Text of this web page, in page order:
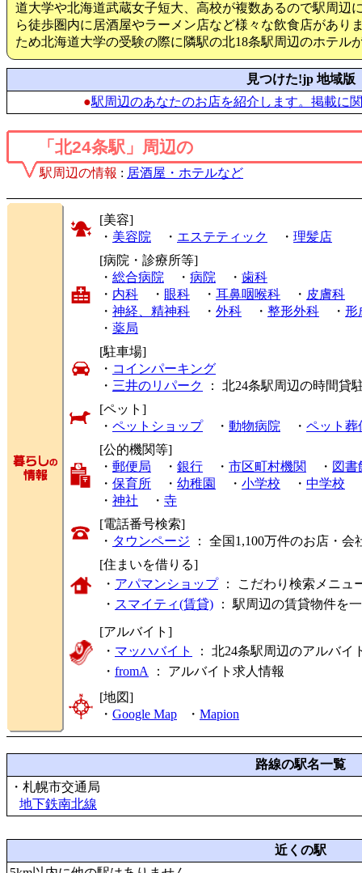
道大学や北海道武蔵女子短大、高校が複数あるので駅周辺
ら徒歩圏内に居酒屋やラーメン店など様々な飲食店があり
ため北海道大学の受験の際に隣駅の北18条駅周辺のホテル
見つけた!jp 地域版
●駅周辺のあなたのお店を紹介します。掲載に
「北24条駅」周辺の
駅周辺の情報 : 居酒屋・ホテルなど
[美容]
・ 美容院 ・ エステティック ・ 理髪店
[病院・診療所等]
・ 総合病院 ・ 病院 ・ 歯科
・ 内科 ・ 眼科 ・ 耳鼻咽喉科 ・ 皮膚科
・ 神経、精神科 ・ 外科 ・ 整形外科 ・ 形
・ 薬局
[駐車場]
・ コインパーキング
・ 三井のリパーク
： 北24条駅周辺の時間貸
[ペット]
・ ペットショップ・ 動物病院 ・ ペット葬
[公的機関等]
・ 郵便局 ・ 銀行 ・ 市区町村機関 ・ 図書
・ 保育所 ・ 幼稚園 ・ 小学校 ・ 中学校
・ 神社 ・ 寺
[電話番号検索]
・ タウンページ ： 全国1,100万件のお店・
[住まいを借りる]
・ アパマンショップ： こだわり検索メニュ
・ スマイティ(賃貸) ： 駅周辺の賃貸物件を
[アルバイト]
・ マッハバイト
： 北24条駅周辺のアルバイ
・ fromA ： アルバイト求人情報
[地図]
・ Google Map ・ Mapion
路線の駅名一覧
・札幌市交通局
地下鉄南北線
近くの駅